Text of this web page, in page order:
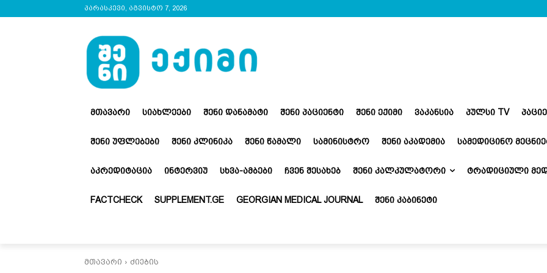
პარასკევი, აგვისტო 7, 2026
ᲛᲗᲐᲕᲐᲠᲘ ᲡᲘᲐᲮᲚᲔᲔᲑᲘ ᲨᲔᲜᲘ ᲓᲐᲜᲐᲛᲐᲢᲘ ᲨᲔᲜᲘ ᲞᲐᲪᲘᲔᲜᲢᲘ ᲨᲔᲜᲘ ᲔᲥᲘᲛᲘ ᲕᲐᲙᲐᲜᲡᲘᲐ ᲞᲣᲚᲡᲘ TV
ᲨᲔᲜᲘ ᲣᲤᲚᲔᲑᲔᲑᲘ ᲨᲔᲜᲘ ᲙᲚᲘᲜᲘᲙᲐ ᲨᲔᲜᲘ ᲬᲐᲛᲐᲚᲘ ᲡᲐᲛᲘᲜᲘᲡᲢᲠᲝ ᲨᲔᲜᲘ ᲐᲙᲐᲓᲔᲛᲘᲐ ᲡᲐᲛᲔᲓᲘᲪᲘᲜᲝ
ᲐᲙᲠᲔᲓᲘᲢᲐᲪᲘᲐ ᲘᲜᲢᲔᲠᲕᲘᲣ ᲡᲮᲕᲐ-ᲐᲛᲑᲔᲑᲘ ᲩᲕᲔᲜ ᲨᲔᲡᲐᲮᲔᲑ ᲨᲔᲜᲘ ᲙᲐᲚᲙᲣᲚᲐᲢᲝᲠᲘ ᲢᲠᲐᲓᲘᲪᲘᲣᲚᲘ
FACTCHECK SUPPLEMENT.GE GEORGIAN MEDICAL JOURNAL ᲨᲔᲜᲘ ᲙᲐᲑᲘᲜᲔᲢᲘ
მთავარი ძიების